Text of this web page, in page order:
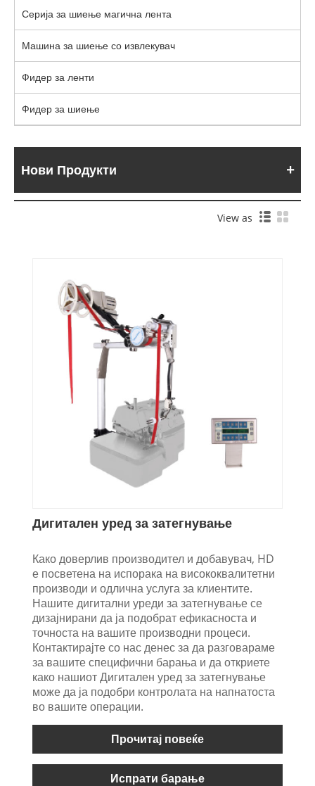
Серија за шиење магична лента
Машина за шиење со извлекувач
Фидер за ленти
Фидер за шиење
Нови Продукти
View as
Дигитален уред за затегнување
Како доверлив производител и добавувач, HD
е посветена на испорака на висококвалитетни
производи и одлична услуга за клиентите.
Нашите дигитални уреди за затегнување се
дизајнирани да ја подобрат ефикасноста и
точноста на вашите производни процеси.
Контактирајте со нас денес за да разговараме
за вашите специфични барања и да откриете
како нашиот Дигитален уред за затегнување
може да ја подобри контролата на напнатоста
во вашите операции.
Прочитај повеќе
Испрати барање